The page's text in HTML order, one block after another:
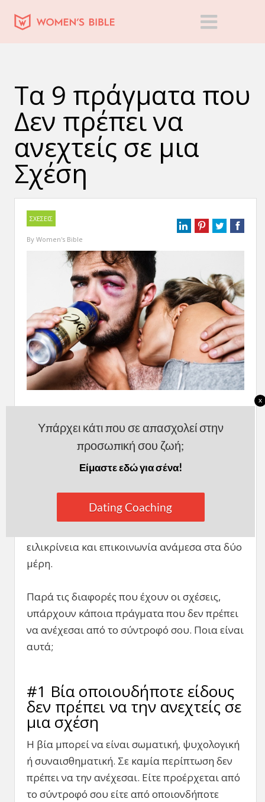
Τα 9 πράγματα που
Δεν πρέπει να
ανεχτείς σε μια
Σχέση
ΣΧΕΣΕΙΣ
By Women's Bible
Αυτά είναι τα χαρακτηριστικά που δεν
πρέπει να ανεχτείς σε μια σχέση, όσο χαλαρή
ή σοβαρή κι αν είναι αυτή.
Κάθε σχέση είναι διαφορετική, όπως και κάθε
άνθρωπος. Πρέπει όμως όλες να βασίζονται
ειλικρίνεια και επικοινωνία ανάμεσα στα δύο
μέρη.
Παρά τις διαφορές που έχουν οι σχέσεις,
υπάρχουν κάποια πράγματα που δεν πρέπει
να ανέχεσαι από το σύντροφό σου. Ποια είναι
αυτά;
#1 Βία οποιουδήποτε είδους
δεν πρέπει να την ανεχτείς σε
μια σχέση
Η βία μπορεί να είναι σωματική, ψυχολογική
ή συναισθηματική. Σε καμία περίπτωση δεν
πρέπει να την ανέχεσαι. Είτε προέρχεται από
το σύντροφό σου είτε από οποιονδήποτε
Υπάρχει κάτι που σε απασχολεί στην
προσωπική σου ζωή;
Είμαστε εδώ για σένα!
Dating Coaching
x